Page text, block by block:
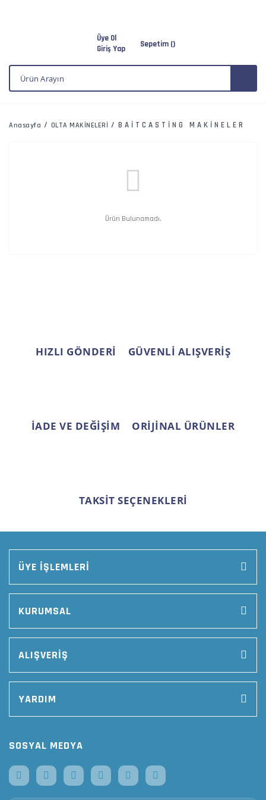
Üye Ol
Giriş Yap
Sepetim ()
Anasayfa OLTA MAKİNELERİ BAİTCASTİNG MAKİNELER
Ürün Bulunamadı.
HIZLI GÖNDERİ GÜVENLİ ALIŞVERİŞ
İADE VE DEĞİŞİM ORİJİNAL ÜRÜNLER
TAKSİT SEÇENEKLERİ
ÜYE İŞLEMLERİ
KURUMSAL
ALIŞVERİŞ
YARDIM
SOSYAL MEDYA